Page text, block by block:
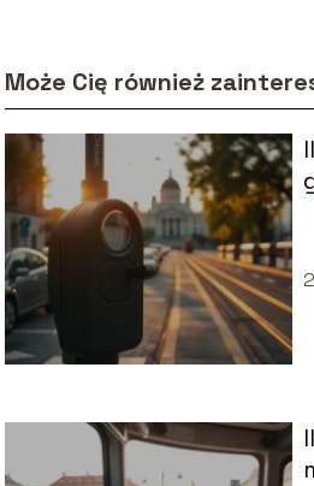
Może Cię również